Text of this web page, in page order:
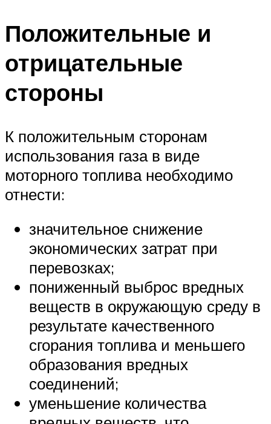
Положительные и
отрицательные
стороны
К положительным сторонам
использования газа в виде
моторного топлива необходимо
отнести:
значительное снижение
экономических затрат при
перевозках;
пониженный выброс вредных
веществ в окружающую среду в
результате качественного
сгорания топлива и меньшего
образования вредных
соединений;
уменьшение количества